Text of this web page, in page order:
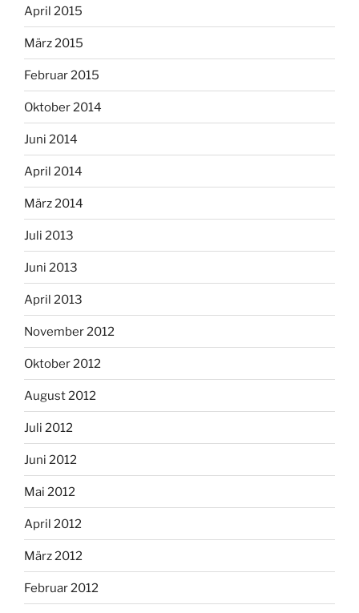
April 2015
März 2015
Februar 2015
Oktober 2014
Juni 2014
April 2014
März 2014
Juli 2013
Juni 2013
April 2013
November 2012
Oktober 2012
August 2012
Juli 2012
Juni 2012
Mai 2012
April 2012
März 2012
Februar 2012